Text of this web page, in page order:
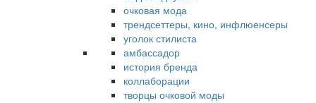
очковая мода
трендсеттеры, кино, инфлюенсеры
уголок стилиста
амбассадор
история бренда
коллаборации
творцы очковой моды